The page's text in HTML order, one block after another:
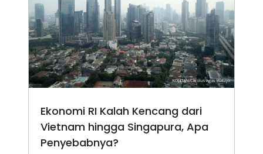
Ekonomi RI Kalah Kencang dari
Vietnam hingga Singapura, Apa
Penyebabnya?